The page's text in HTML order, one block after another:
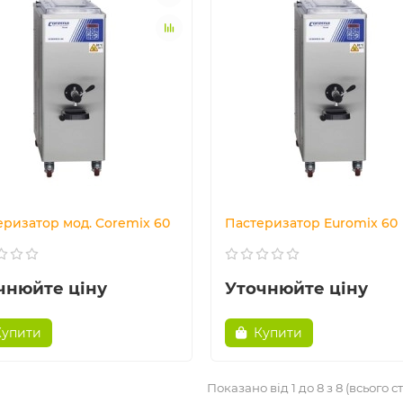
мод. Coremix 60
ціну
Пастеризатор Euromix 60
Уточнюйте ціну
Купити
Показано від 1 до 8 з 8 (всього